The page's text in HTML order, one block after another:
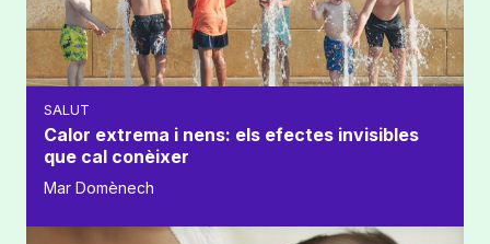
SALUT
Calor extrema i nens: els efectes invisibles
que cal conèixer
Mar Domènech